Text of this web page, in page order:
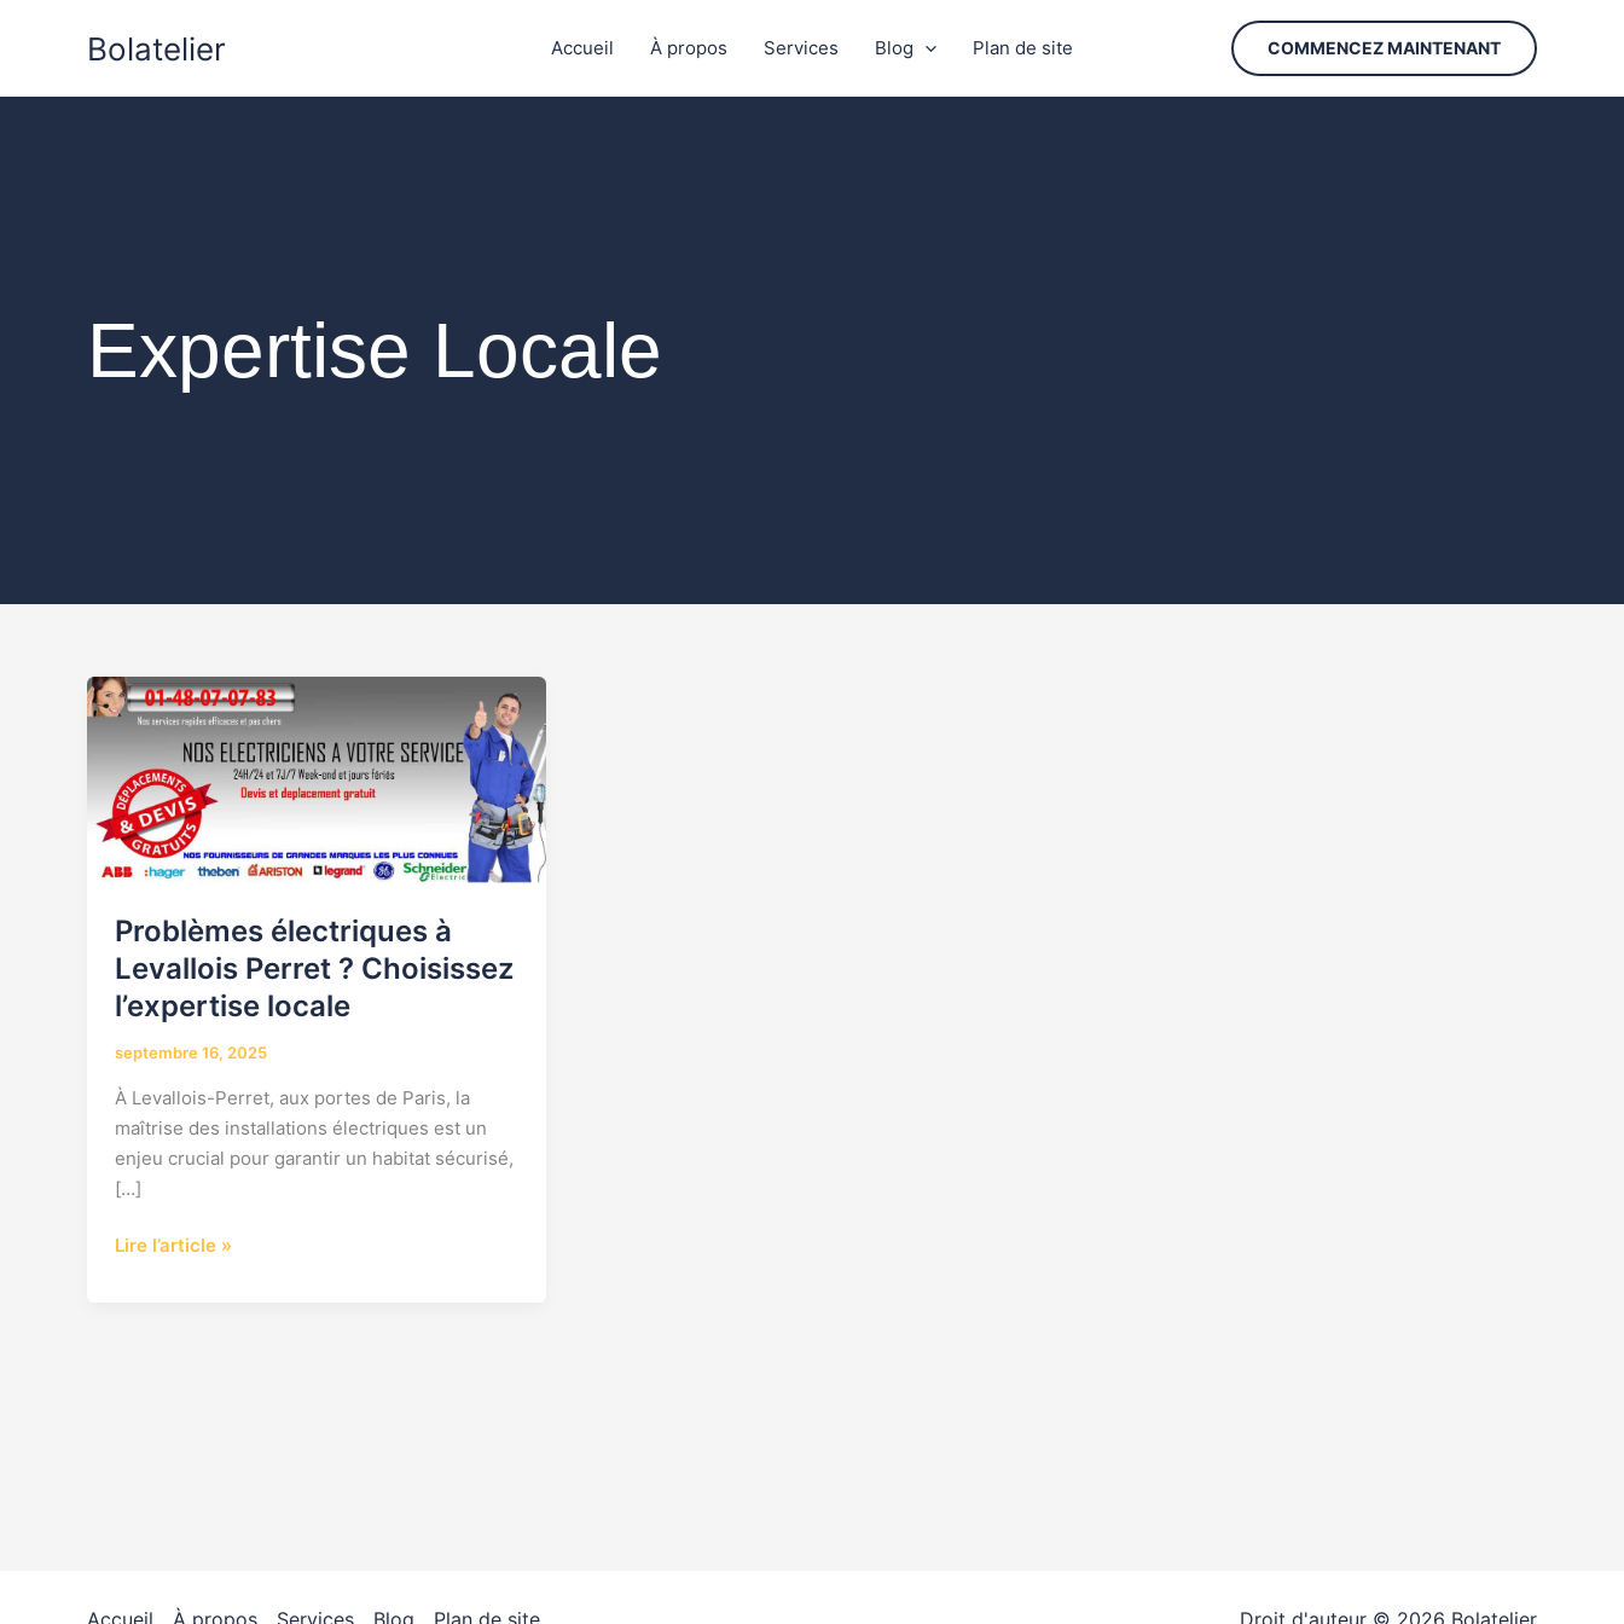
Bolatelier Accueil À propos Services Blog Plan de site COMMENCEZ MAINTENANT
Expertise Locale
Problèmes électriques à
Levallois Perret ? Choisissez
l’expertise locale
septembre 16, 2025
À Levallois-Perret, aux portes de Paris, la
maîtrise des installations électriques est un
enjeu crucial pour garantir un habitat sécurisé,
[…]
Problèmes
électriques
Levallois
Perret
?
Choisissez
locale
Lire l’article »
Accueil À propos Services Blog Plan de site Droit d'auteur © 2026 Bolatelier